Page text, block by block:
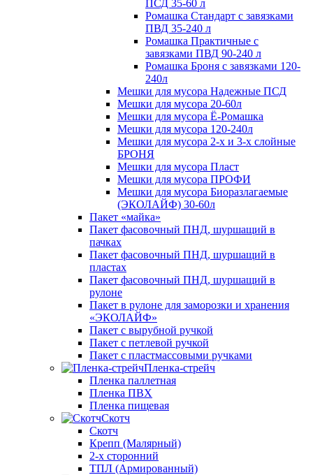
ПСД 35-60 л
Ромашка Стандарт с завязками
ПВД 35-240 л
Ромашка Практичные с
завязками ПВД 90-240 л
Ромашка Броня с завязками 120-
240л
Мешки для мусора Надежные ПСД
Мешки для мусора 20-60л
Мешки для мусора Ё-Ромашка
Мешки для мусора 120-240л
Мешки для мусора 2-х и 3-х слойные
БРОНЯ
Мешки для мусора Пласт
Мешки для мусора ПРОФИ
Мешки для мусора Биоразлагаемые
(ЭКОЛАЙФ) 30-60л
Пакет «майка»
Пакет фасовочный ПНД, шуршащий в
пачках
Пакет фасовочный ПНД, шуршащий в
пластах
Пакет фасовочный ПНД, шуршащий в
рулоне
Пакет в рулоне для заморозки и хранения
«ЭКОЛАЙФ»
Пакет с вырубной ручкой
Пакет с петлевой ручкой
Пакет с пластмассовыми ручками
Пленка-стрейч
Пленка паллетная
Пленка ПВХ
Пленка пищевая
Скотч
Скотч
Крепп (Малярный)
2-х сторонний
ТПЛ (Армированный)